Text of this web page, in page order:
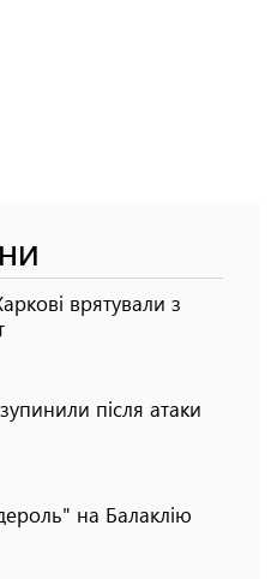
врятували з
після атаки
на Балаклію